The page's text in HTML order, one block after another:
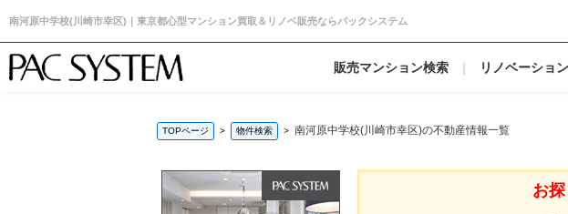
南河原中学校(川崎市幸区)｜東京都心型マンション買取＆リノベ販売ならパックシステム
販売マンション検索 リノベーショ
TOPページ 物件検索 南河原中学校(川崎市幸区)の不動産情報一覧
お